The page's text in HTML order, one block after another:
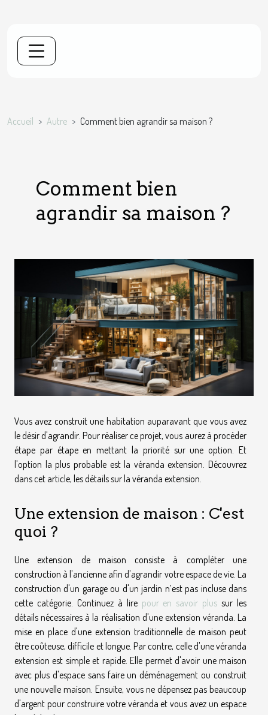
Accueil Autre Comment bien agrandir sa maison ?
Comment bien
agrandir sa maison ?
Vous avez construit une habitation auparavant que vous avez
le désir d'agrandir. Pour réaliser ce projet, vous aurez à procéder
étape par étape en mettant la priorité sur une option. Et
l'option la plus probable est la véranda extension. Découvrez
dans cet article, les détails sur la véranda extension.
Une extension de maison : C'est
quoi ?
Une extension de maison consiste à compléter une
construction à l'ancienne afin d'agrandir votre espace de vie. La
construction d'un garage ou d'un jardin n’est pas incluse dans
cette catégorie. Continuez à lire pour en savoir plus sur les
détails nécessaires à la réalisation d'une extension véranda. La
mise en place d'une extension traditionnelle de maison peut
être coûteuse, difficile et longue. Par contre, celle d'une véranda
extension est simple et rapide. Elle permet d'avoir une maison
avec plus d'espace sans faire un déménagement ou construit
une nouvelle maison. Ensuite, vous ne dépensez pas beaucoup
d'argent pour construire votre véranda et vous avez un espace